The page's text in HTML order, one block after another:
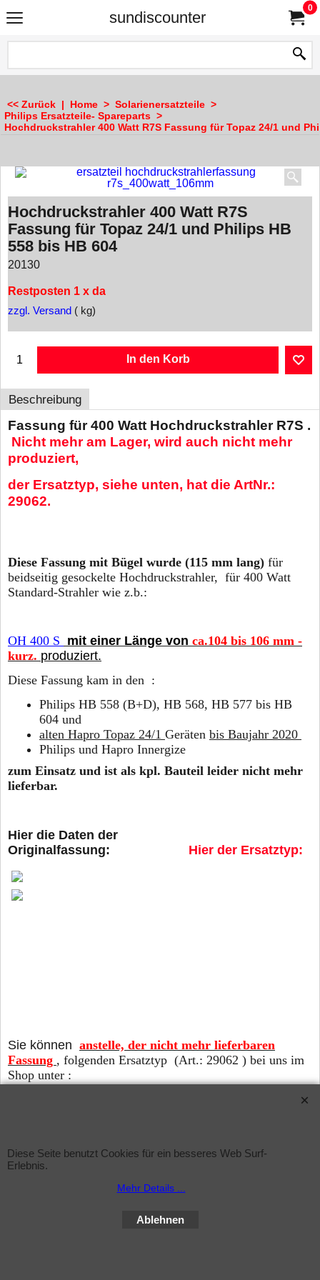
sundiscounter
0
<< Zurück | Home > Solarienersatzteile >
Philips Ersatzteile- Spareparts >
Hochdruckstrahler 400 Watt R7S Fassung für Topaz 24/1 und
Hochdruckstrahler 400 Watt R7S
Fassung für Topaz 24/1 und Philips HB
558 bis HB 604
20130
Restposten 1 x da
zzgl. Versand kg
In den Korb
Beschreibung
Fassung für 400 Watt Hochdruckstrahler R7S .
Nicht mehram Lager, wird auch nicht mehr
produziert,
der Ersatztyp, siehe unten, hat die ArtNr.:
29062.
Diese Fassung mit Bügel wurde (115 mm lang) für
beidseitig gesockelte Hochdruckstrahler, für 400 Watt
Standard-Strahler wie z.b.:
OH 400 S mit einer Länge von ca.104 bis 106 mm -
kurz. produziert.
Diese Fassung kam in den :
Philips HB 558 (B+D), HB 568, HB 577 bis HB
604 und
alten Hapro Topaz 24/1 Geräten bis Baujahr 2020
Philips und Hapro Innergize
zum Einsatz und ist als kpl. Bauteil leider nicht mehr
lieferbar.
Hier die Daten der
Originalfassung:
Hier der Ersatztyp:
Sie können anstelle, der nicht mehr lieferbaren
Fassung , folgenden Ersatztyp (Art.: 29062 ) bei uns im
Shop unter :
Diese Seite benutzt Cookies für ein besseres Web Surf-
Erlebnis.
Mehr Details ...
Ablehnen